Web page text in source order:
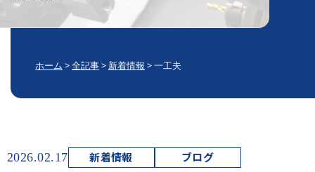
ホーム >全記事> 新着情報 >一工夫
2026.02.17 新着情報 ブログ